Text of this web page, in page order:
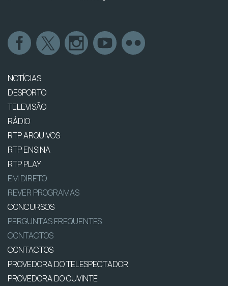
NOTÍCIAS
DESPORTO
TELEVISÃO
RÁDIO
RTP ARQUIVOS
RTP ENSINA
RTP PLAY
EM DIRETO
REVER PROGRAMAS
CONCURSOS
PERGUNTAS FREQUENTES
CONTACTOS
CONTACTOS
PROVEDORA DO TELESPECTADOR
PROVEDORA DO OUVINTE